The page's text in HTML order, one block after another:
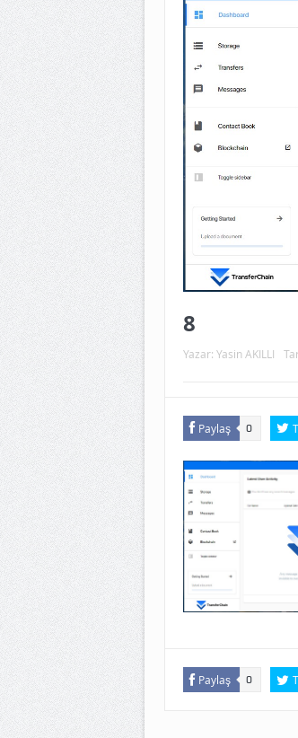
8
Yazar: Yasin AKILLI
Paylaş 0
Paylaş 0